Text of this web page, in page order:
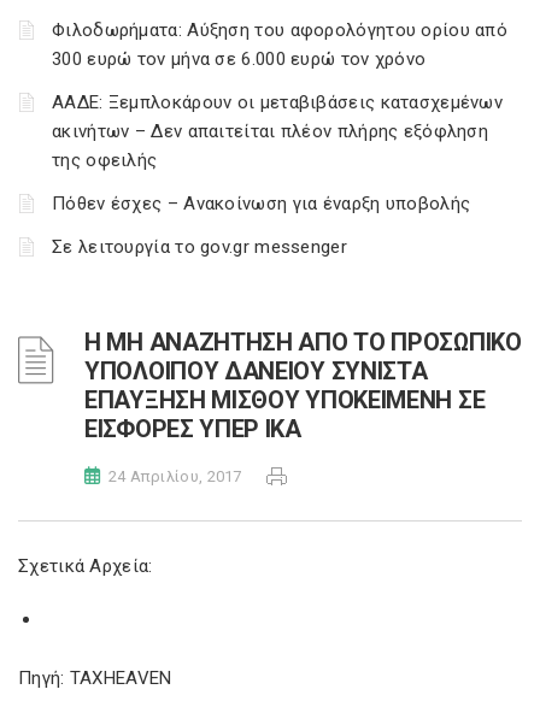
Φιλοδωρήματα: Αύξηση του αφορολόγητου ορίου από
300 ευρώ τον μήνα σε 6.000 ευρώ τον χρόνο
ΑΑΔΕ: Ξεμπλοκάρουν οι μεταβιβάσεις κατασχεμένων
ακινήτων – Δεν απαιτείται πλέον πλήρης εξόφληση
της οφειλής
Πόθεν έσχες – Ανακοίνωση για έναρξη υποβολής
Σε λειτουργία το gov.gr messenger
Η ΜΗ ΑΝΑΖΗΤΗΣΗ ΑΠΟ ΤΟ ΠΡΟΣΩΠΙΚΟ
ΥΠΟΛΟΙΠΟΥ ΔΑΝΕΙΟΥ ΣΥΝΙΣΤΑ
ΕΠΑΥΞΗΣΗ ΜΙΣΘΟΥ ΥΠΟΚΕΙΜΕΝΗ ΣΕ
ΕΙΣΦΟΡΕΣ ΥΠΕΡ ΙΚΑ
24 Απριλίου, 2017
Σχετικά Αρχεία:
Πηγή: TAXHEAVEN